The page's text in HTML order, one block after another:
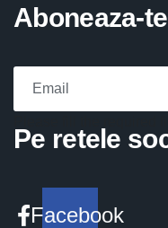
Aboneaza-
Pe retele
Facebook